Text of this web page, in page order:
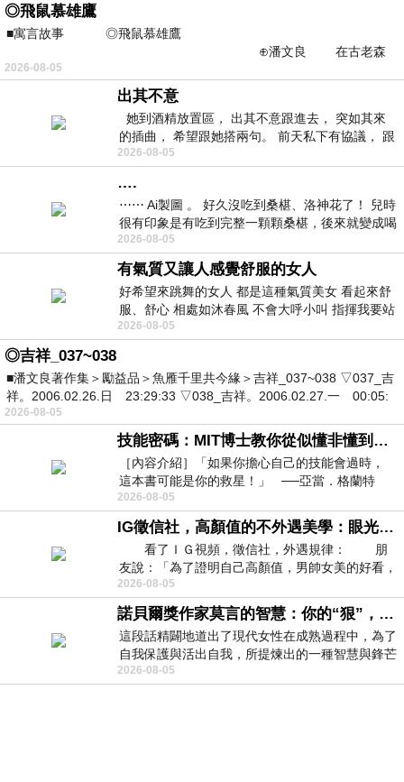
◎飛鼠慕雄鷹
■寓言故事 ◎飛鼠慕雄鷹
⊕潘文良 在古老森
林的底層，住著一隻小飛鼠
2026-08-05
出其不意
她到酒精放置區， 出其不意跟進去， 突如其來
的插曲， 希望跟她搭兩句。 前天私下有協議， 跟
著阿弟丟拉基
2026-08-05
….
⋯⋯ Ai製圖 。 好久沒吃到桑椹、洛神花了！ 兒時
很有印象是有吃到完整一顆顆桑椹，後來就變成喝
桑椹汁。 現在是連喝都沒喝
2026-08-05
有氣質又讓人感覺舒服的女人
好希望來跳舞的女人 都是這種氣質美女 看起來舒
服、舒心 相處如沐春風 不會大呼小叫 指揮我要站
哪個位子 妳老幾？？
2026-08-05
◎吉祥_037~038
■潘文良著作集＞勵益品＞魚雁千里共今緣＞吉祥_037~038 ▽037_吉
祥。2006.02.26.日 23:29:33 ▽038_吉祥。2006.02.27.一 00:05:
2026-08-05
技能密碼：MIT博士教你從似懂非懂到穩定輸出，把專業變事業的職能升級攻略 /麥特．比恩(容錯)
［內容介紹］「如果你擔心自己的技能會過時，
這本書可能是你的救星！」 ──亞當．格蘭特
（Adam Grant），《
2026-08-05
IG徵信社，高顏值的不外遇美學：眼光太高也是一種防禦，為了證明我長得好看，我決定一輩子不外遇！
看了ＩＧ視頻，徵信社，外遇規律： 朋
友說：「為了證明自己高顏值，男帥女美的好看，
且眼光高，我決定一輩子不外遇。」
2026-08-05
諾貝爾獎作家莫言的智慧：你的“狠”，才是最好的自我保護
這段話精闢地道出了現代女性在成熟過程中，為了
自我保護與活出自我，所提煉出的一種智慧與鋒芒
的平衡。 核心解讀與看法
2026-08-05